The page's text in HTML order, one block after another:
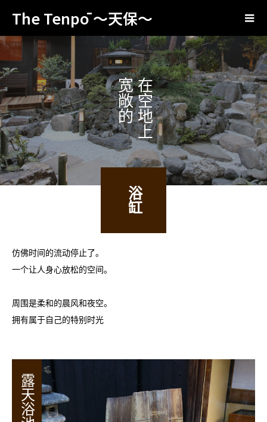
The Tenpō ～天保～
在空地上
宽敞的
浴缸
仿佛时间的流动停止了。
一个让人身心放松的空间。
周围是柔和的晨风和夜空。
拥有属于自己的特别时光
露天浴池